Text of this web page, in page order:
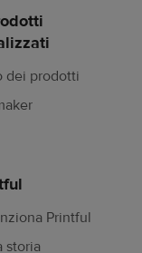
dei prodotti
Printful
storia